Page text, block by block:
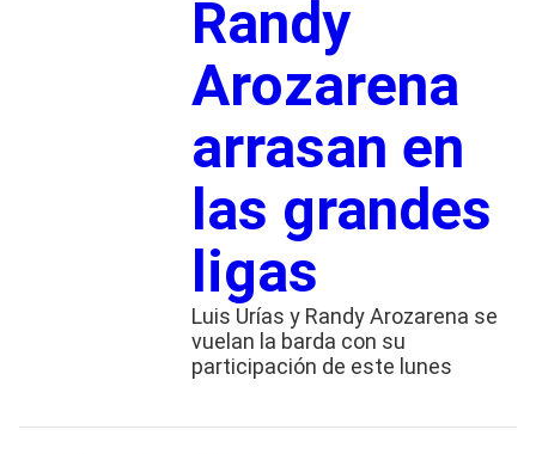
Randy
Arozarena
arrasan en
las grandes
ligas
Luis Urías y Randy Arozarena se
vuelan la barda con su
participación de este lunes